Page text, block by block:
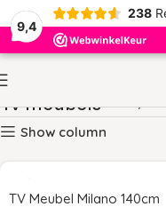
9,4
238
Tv meubelsHOME
Show column
TV Meubel Milano 140cm